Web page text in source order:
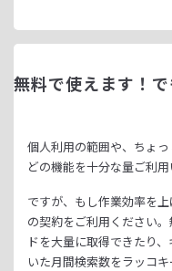
無料で使えます！
個人利用の範囲や、ちょ
どの機能を十分な量ご利用
ですが、もし作業効率を
の契約をご利用ください。
ドを大量に取得できたり、
いた月間検索数をラッコ